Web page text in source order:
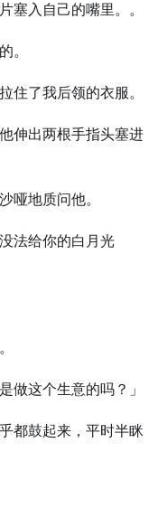
塞入自己的嘴里。。
。
住了我后领的衣服。
伸出两根手指头塞进
哑地质问他。
法给你的白月光
做这个生意的吗？」
都鼓起来，平时半眯